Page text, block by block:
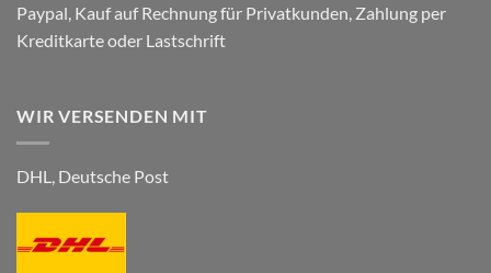
Paypal, Kauf auf Rechnung für Privatkunden, Zahlung per
Kreditkarte oder Lastschrift
WIR VERSENDEN MIT
DHL, Deutsche Post